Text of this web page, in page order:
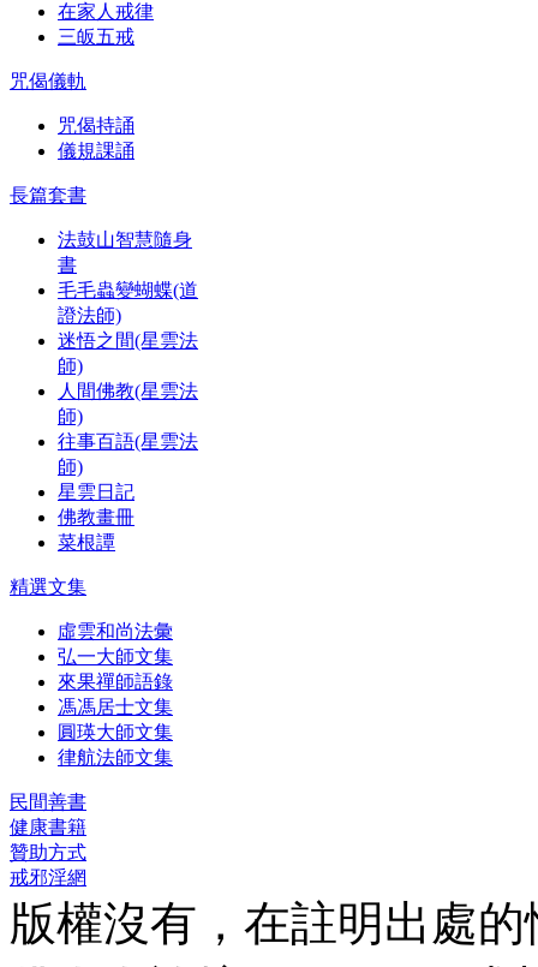
在家人戒律
三皈五戒
咒偈儀軌
咒偈持誦
儀規課誦
長篇套書
法鼓山智慧隨身
書
毛毛蟲變蝴蝶(道
證法師)
迷悟之間(星雲法
師)
人間佛教(星雲法
師)
往事百語(星雲法
師)
星雲日記
佛教畫冊
菜根譚
精選文集
虛雲和尚法彙
弘一大師文集
來果禪師語錄
馮馮居士文集
圓瑛大師文集
律航法師文集
民間善書
健康書籍
贊助方式
戒邪淫網
版權沒有，在註明出處